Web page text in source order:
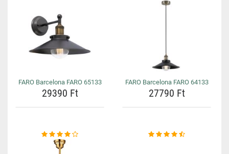
FARO Barcelona FARO 65133
29390 Ft
FARO Barcelona FARO 64133
27790 Ft